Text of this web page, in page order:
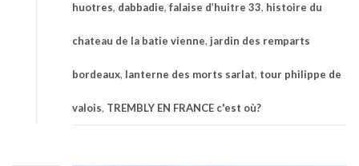
huotres, dabbadie, falaise d’huitre 33, histoire du
chateau de la batie vienne, jardin des remparts
bordeaux, lanterne des morts sarlat, tour philippe de
valois, TREMBLY EN FRANCE c'est où?